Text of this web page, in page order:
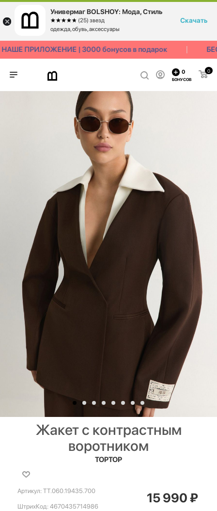
ПРИЛОЖЕНИЕ | 3000 бонусов в подарок
0
0
БОНУСОВ
Жакет с контрастным
воротником
TOPTOP
Артикул: TT.060.19435.700
ШтрихКод: 4670435714986
15 990₽
Универмаг BOLSHOY: Мода, Стиль
☆☆☆☆☆
★★★★★ (25) звезд
одежда, обувь, аксессуары
Скачать